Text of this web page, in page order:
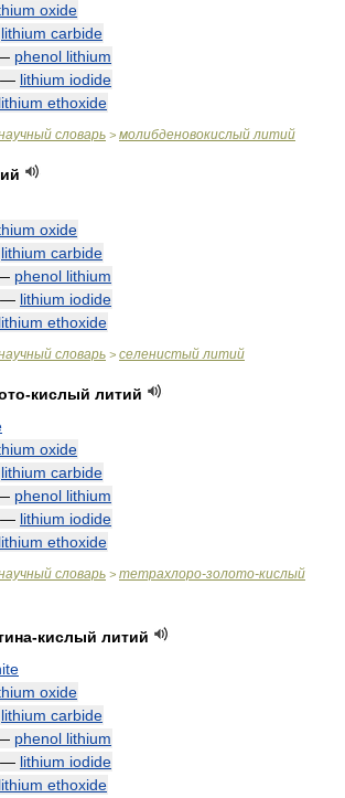
oxide
lithium carbide
phenol lithium
— lithium iodide
lithium ethoxide
словарь > молибденовокислый литий
oxide
lithium carbide
phenol lithium
— lithium iodide
lithium ethoxide
словарь > селенистый литий
кислый литий
oxide
lithium carbide
phenol lithium
— lithium iodide
lithium ethoxide
словарь > тетрахлоро-золото-кислый
кислый литий
oxide
lithium carbide
phenol lithium
— lithium iodide
lithium ethoxide